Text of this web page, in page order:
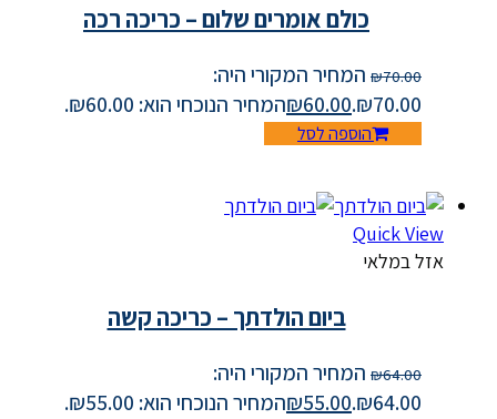
כולם אומרים שלום – כריכה רכה
₪70.00
המחיר המקורי היה:
₪70.00.
₪60.00 המחיר הנוכחי הוא: ₪60.00.
הוספה לסל
Quick View
אזל במלאי
ביום הולדתך – כריכה קשה
₪64.00
המחיר המקורי היה:
₪64.00.
₪55.00 המחיר הנוכחי הוא: ₪55.00.